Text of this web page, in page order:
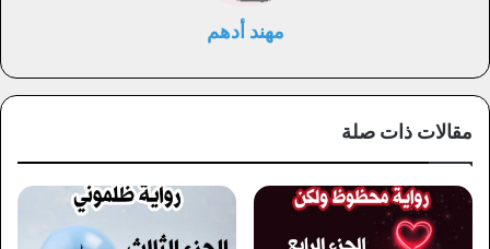
مهند أدهم
مقالات ذات صلة